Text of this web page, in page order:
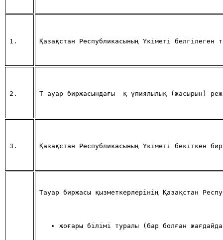
1. Қазақстан Республикасының Үкiметi белгiлеген
2. Т ауар биржасындағы қ ұпиялылық (жасырын)
3. Қазақстан Республикасының Үкiметi бекiткен
Тауар биржасы қызметкерлерiнiң Қазақстан
жоғары бiлiмi туралы (бар болған